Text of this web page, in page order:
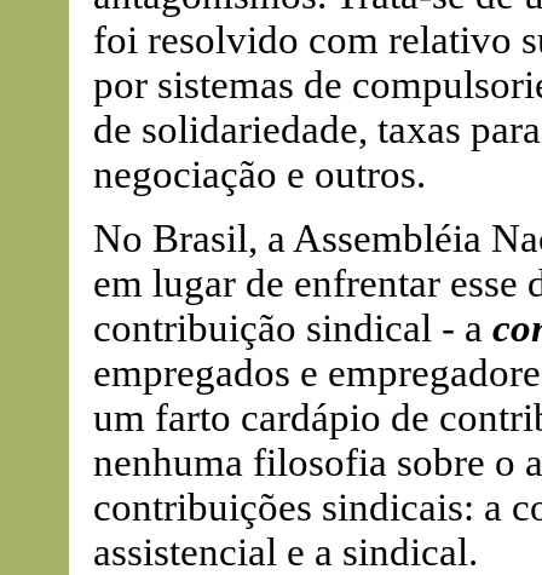
foi resolvido com relativo
por sistemas de
de solidariedade, taxas
negociação e outros.
No Brasil, a Assembléia
em lugar de enfrentar esse
contribuição sindical - a
empregados e
um farto cardápio de
nenhuma filosofia sobre o
contribuições sindicais: a
assistencial e a sindical.